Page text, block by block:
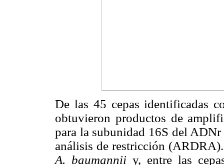
De las 45 cepas identificadas
obtuvieron productos de
para la subunidad 16S del ADNr
análisis de restricción
A. baumanniiy, entre las